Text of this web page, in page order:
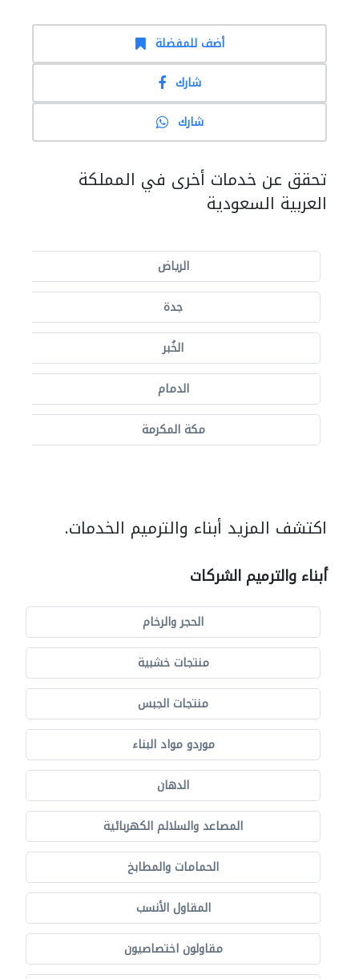
أضف للمفضلة
شارك
شارك
تحقق عن خدمات أخرى في المملكة
العربية السعودية
الرياض
جدة
الخُبر
الدمام
مكة المكرمة
اكتشف المزيد أبناء والترميم الخدمات.
أبناء والترميم الشركات
الحجر والرخام
منتجات خشبية
منتجات الجبس
موردو مواد البناء
الدهان
المصاعد والسلالم الكهربائية
الحمامات والمطابخ
المقاول الأنسب
مقاولون اختصاصيون